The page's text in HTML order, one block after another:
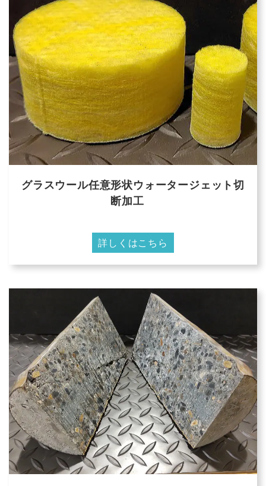
グラスウール任意形状ウォータージェット切
断加工
詳しくはこちら